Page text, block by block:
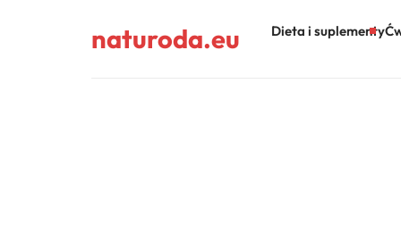
naturoda.eu Dieta i suplementy